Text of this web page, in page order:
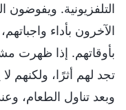
التلفزيونية. ويفوضون
الآخرون بأداء
بأوقاتهم. إذا ظهرت
تجد لهم أثرًا، ولكنهم
وبعد تناول الطعام،